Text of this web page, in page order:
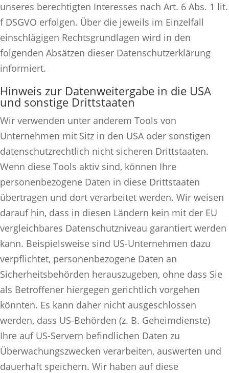
unseres berechtigten Interesses nach Art. 6 Abs. 1 lit.
f DSGVO erfolgen. Über die jeweils im Einzelfall
einschlägigen Rechtsgrundlagen wird in den
folgenden Absätzen dieser Datenschutzerklärung
informiert.
Hinweis zur Datenweitergabe in die USA
und sonstige Drittstaaten
Wir verwenden unter anderem Tools von
Unternehmen mit Sitz in den USA oder sonstigen
datenschutzrechtlich nicht sicheren Drittstaaten.
Wenn diese Tools aktiv sind, können Ihre
personenbezogene Daten in diese Drittstaaten
übertragen und dort verarbeitet werden. Wir weisen
darauf hin, dass in diesen Ländern kein mit der EU
vergleichbares Datenschutzniveau garantiert werden
kann. Beispielsweise sind US-Unternehmen dazu
verpflichtet, personenbezogene Daten an
Sicherheitsbehörden herauszugeben, ohne dass Sie
als Betroffener hiergegen gerichtlich vorgehen
könnten. Es kann daher nicht ausgeschlossen
werden, dass US-Behörden (z. B. Geheimdienste)
Ihre auf US-Servern befindlichen Daten zu
Überwachungszwecken verarbeiten, auswerten und
dauerhaft speichern. Wir haben auf diese